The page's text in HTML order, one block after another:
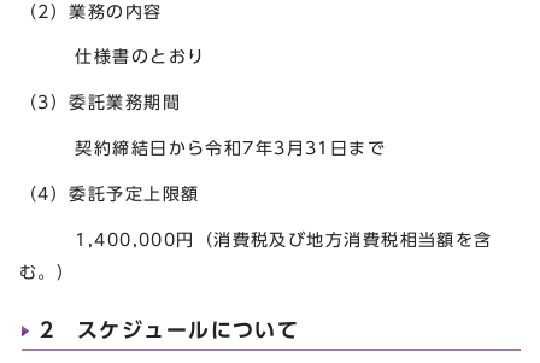
（2）業務の内容
仕様書のとおり
（3）委託業務期間
契約締結日から令和7年3月31日まで
（4）委託予定上限額
1,400,000円（消費税及び地方消費税相当額を含
む。）
2 スケジュールについて